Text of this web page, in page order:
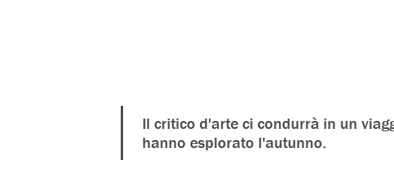
Il critico d'arte ci condurrà in un
hanno esplorato l'autunno.